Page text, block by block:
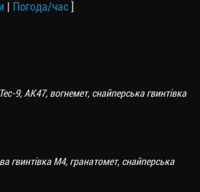
| Погода/час]
9, AK47, вогнемет, снайперська гвинтівка
гвинтівка M4, гранатомет, снайперська